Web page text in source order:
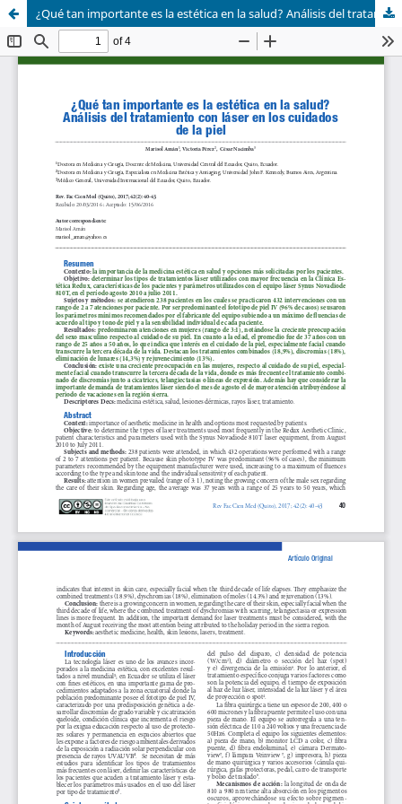
¿Qué tan importante es la estética en la salud? Análisis del tratamiento con láser en los cuidados de la piel